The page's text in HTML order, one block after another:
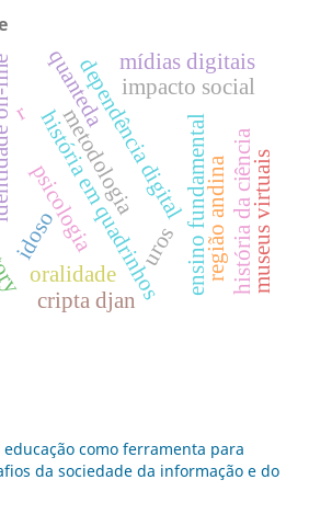
idoso
linehistória em quadrinhos
metodologia
oralidade
dependência digital
impacto social
psicologia ensino fundamental
mídias digitais
uros região andinahistória da ciência
r
museus virtuais
quanteda
cripta djan
como ferramenta para
da sociedade da informação e do